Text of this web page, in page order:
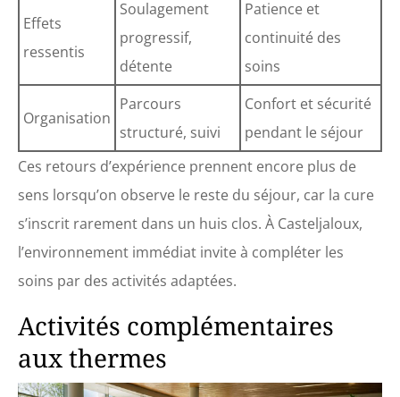
Effets
ressentis
Soulagement
progressif,
détente
Patience et
continuité des
soins
Organisation
Parcours
structuré, suivi
Confort et sécurité
pendant le séjour
Ces retours d’expérience prennent encore plus de
sens lorsqu’on observe le reste du séjour, car la cure
s’inscrit rarement dans un huis clos. À Casteljaloux,
l’environnement immédiat invite à compléter les
soins par des activités adaptées.
Activités complémentaires
aux thermes